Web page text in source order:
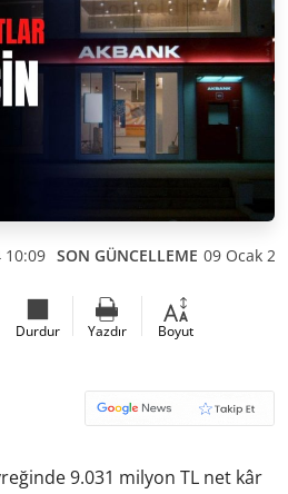
10:09 SON GÜNCELLEME 09 Ocak
Durdur Yazdır Boyut
9.031 milyon TL net kâr